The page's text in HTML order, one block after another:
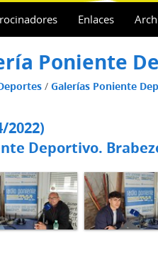
Enlaces
Poniente
/ Galerías Poniente
2022)
Deportivo.